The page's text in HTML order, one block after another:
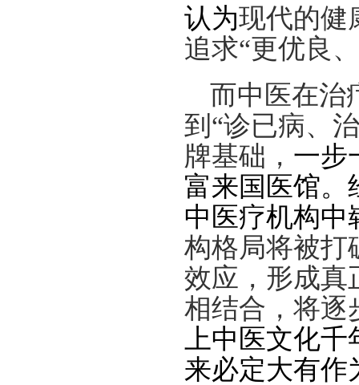
认为现代的健
追求“更优良
而中医在治
到 “诊已病、
牌基础， 一步
富来国医馆。
中医疗机构中
构格局将被打
效应，形成真
相结合，将逐
上中医文化
来必定大有作